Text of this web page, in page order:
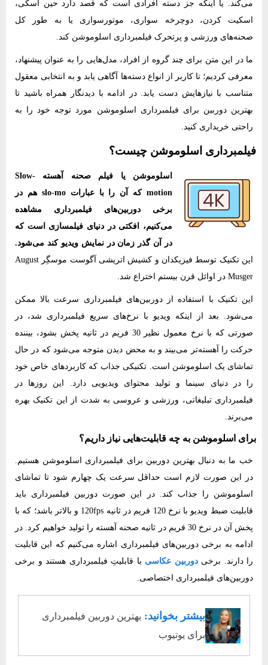
می‌کند. یا اینکه جز دسته افرادی است که قصد دارد حین اسکی،
اسکیت کردن، دوچرخه سواری، موتورسواری یا به طور کل
صحنه‌های ورزشی و پرتحرک فیلمبرداری اسلوموشن کند.
ما در این متن برای چند گروه از افراد، مدل‌هایی را به عنوان پیشنهاد،
معرفی کردیم؛ تا کاربر از انواع دسته‌ها آگاهی یابد و به انتخابی معقول
متناسب با نیازهایش دست یابد. در ادامه با دیدنگار همراه باشید تا
بهترین دوربین برای فیلمبرداری اسلوموشن مورد توجه خود را به
راحتی خریداری کنید.
فیلمبرداری اسلوموشن چیست؟
اسلوموشن یا فیلم صحنه آهسته Slow-
motion که آن را با عبارات slo-mo هم در
برخی دوربین‌های فیلمبرداری مشاهده
می‌کنیم، افکتی در دنیای فیلمسازی است که
در آن گذر زمان در نمایش ویدیو کند می‌شود.
این تکنیک توسط فیزیکدان و کشیش اتریشی آگوست موسگِر August
Musger در اوائل قرن بیستم اختراع شد.
این تکنیک با استفاده از دوربین‌های فیلمبرداری سرعت بالا ممکن
می‌شود. بعد از اینکه ویدیو با نرخ‌های سریع فیلمبرداری شد، در
صورتی که با نرخ معمول نظیر 30 فریم در ثانیه پخش بشود، بیننده
حرکت را آهسته‌تر می‌بیند و به محض دیدن متوجه می‌شود که در حال
تماشای یک اسلوموشن است. تکنیکی جذاب که کاربردهای خاص خود
را در دنیای سینما و تولید محتوای ویدیویی دارد. این روزها در
فیلمبرداری تبلیغاتی، ورزشی و عروسی به شدت از این تکنیک بهره
می‌برند.
برای اسلوموشن به چه قابلیت‌هایی نیاز داریم؟
خب ما به دنبال بهترین دوربین برای فیلمبرداری اسلوموشن هستیم.
در این صورت لازم است حداقل سرعت یک چهارم شود تا تماشای
اسلوموشن را جذاب کند. در این صورت دوربین فیلمبرداری باید
قابلیت ضبط ویدیو با نرخ 120 فریم در ثانیه 120fps و بالاتر باشد؛ که با
پخش آن در نرخ 30 فریم در ثانیه صحنه آهسته را تولید خواهیم کرد. در
ادامه به برخی دوربین‌های فیلمبرداری اشاره می‌کنیم که این قابلیت
را دارند. برخیدوربین عکاسی با قابلیتِ‌ فیلمبرداری هستند و برخی
دوربین‌های فیلمبرداری اختصاصی.
بیشتر بخوانید: بهترین دوربین فیلمبرداری
برای یوتیوب